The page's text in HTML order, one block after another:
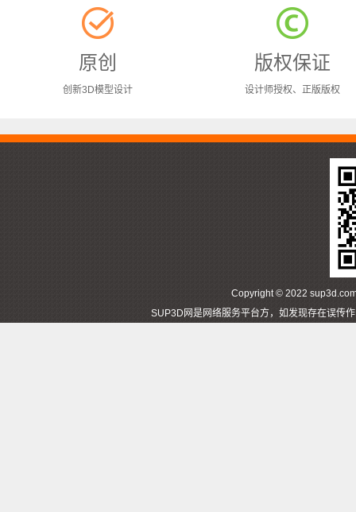
原创
创新3D模型设计
版权保证
设计师授权、正版版权
Copyright © 2022
SUP3D网是网络服务平台方，如发现存在误传